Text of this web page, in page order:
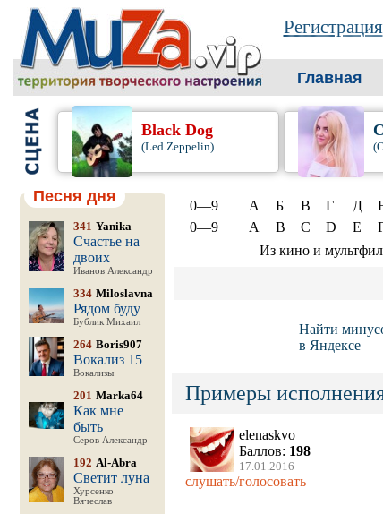
Регистрация
Главная
Black Dog
(Led Zeppelin)
Песня дня
341 Yanika
Счастье на
двоих
Иванов Александр
334 Miloslavna
Рядом буду
Бублик Михаил
264 Boris907
Вокализ 15
Вокализы
201 Marka64
Как мне
быть
Серов Александр
192 Al-Abra
Светит луна
Хурсенко
Вячеслав
0—9 А Б В Г Д
0—9
A B C D E
Из кино и
Найти
в Яндексе
Примеры
elenaskvo
Баллов: 198
17.01.2016
слушать/голосовать